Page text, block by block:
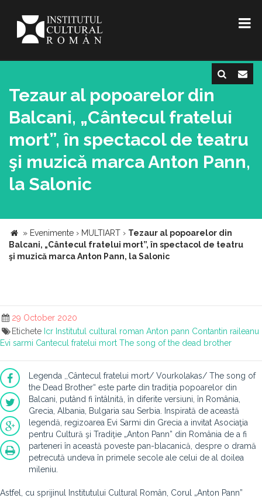
Tezaur al popoarelor din
Balcani, „Cântecul fratelui
mort”, în spectacol de teatru
şi muzică marca Anton Pann,
la Salonic
» Evenimente › MULTIART › Tezaur al popoarelor din
Balcani, „Cântecul fratelui mort”, în spectacol de teatru
şi muzică marca Anton Pann, la Salonic
29 October 2020
Etichete Icr Institutul cultural roman Anton pann Contantin raileanu
Evi sarmi Cantecul fratelui mort The song of the dead brother
Legenda ,,Cântecul fratelui mort/ Vourkolakas/ The song of
the Dead Brother“ este parte din tradiția popoarelor din
Balcani, putând fi întâlnită, în diferite versiuni, în România,
Grecia, Albania, Bulgaria sau Serbia. Inspirată de această
legendă, regizoarea Evi Sarmi din Grecia a invitat Asociaţia
pentru Cultură şi Tradiţie „Anton Pann” din România de a fi
parteneri în această poveste pan-blacanică, despre o dramă
petrecută undeva în primele secole ale celui de al doilea
mileniu.
Astfel, cu sprijinul Institutului Cultural Român, Corul „Anton Pann”